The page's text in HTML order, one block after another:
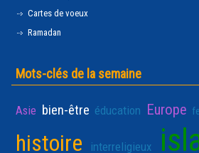
Cartes de voeux
Ramadan
Mots-clés de la semaine
Asie bien-être éducation Europe
histoire interreligieux